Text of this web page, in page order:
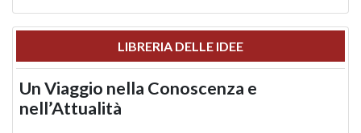
LIBRERIA DELLE IDEE
Un Viaggio nella Conoscenza e
nell’Attualità